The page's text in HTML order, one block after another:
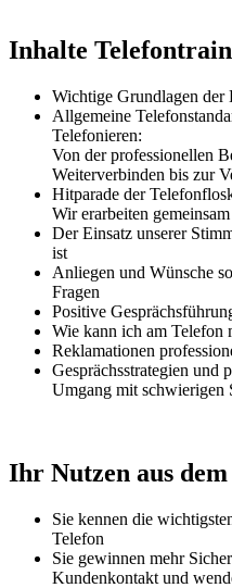
Inhalte
Wichtige Grundlagen der
Allgemeine
Telefonieren:
Von der professionellen
Weiterverbinden bis zur
Hitparade der
Wir erarbeiten
Der Einsatz unserer
ist
Anliegen und Wünsche
Fragen
Positive
Wie kann ich am Telefon
Reklamationen
Gesprächsstrategien und
Umgang mit schwierigen
Ihr Nutzen aus
Sie kennen die
Telefon
Sie gewinnen mehr
Kundenkontakt und